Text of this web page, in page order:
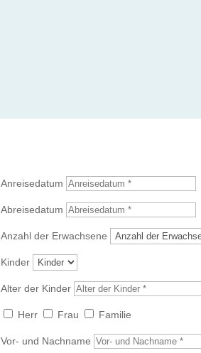
Anreisedatum
Abreisedatum
Anzahl der Erwachsene
Kinder
Alter der Kinder
Herr Frau Familie
Vor- und Nachname